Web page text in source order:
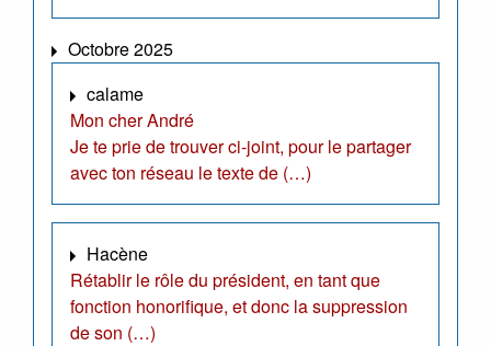
Octobre 2025
calame
Mon cher André
Je te prie de trouver ci-joint, pour le partager
avec ton réseau le texte de (…)
Hacène
Rétablir le rôle du président, en tant que
fonction honorifique, et donc la suppression
de son (…)